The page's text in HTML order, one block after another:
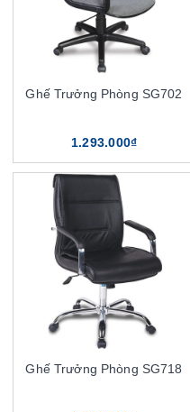
Ghế Trưởng Phòng SG702
1.293.000₫
Ghế Trưởng Phòng SG718